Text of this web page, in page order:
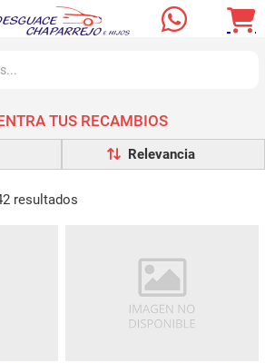
TUS RECAMBIOS
resultados